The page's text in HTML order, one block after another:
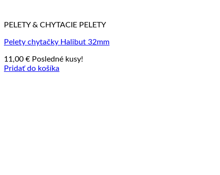
PELETY & CHYTACIE PELETY
Pelety chytačky Halibut 32mm
11,00 € Posledné kusy!
Pridať do košíka